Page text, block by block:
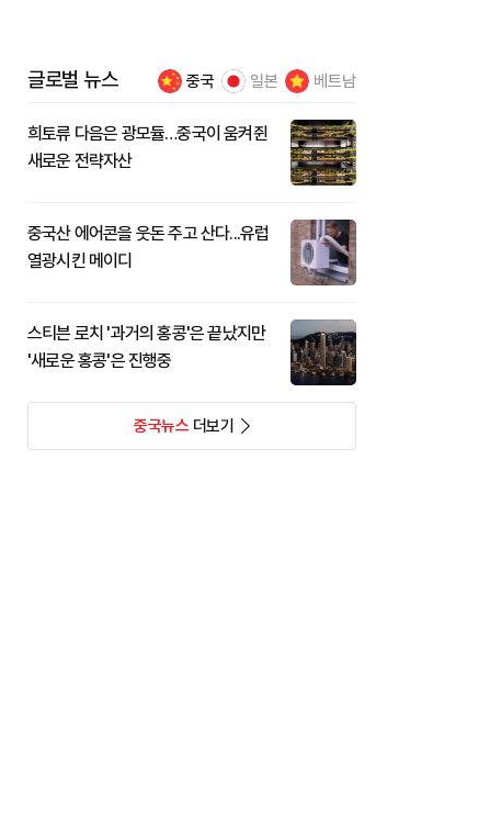
글로벌 뉴스 중국 일본 베트남
희토류 다음은 광모듈…중국이 움켜쥔
새로운 전략자산
중국산 에어콘을 웃돈 주고 산다...유럽
열광시킨 메이디
스티븐 로치 '과거의 홍콩'은 끝났지만
'새로운 홍콩'은 진행중
중국뉴스더보기